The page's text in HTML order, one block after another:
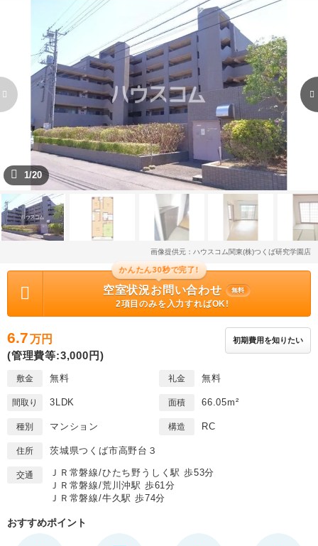
1/20
画像提供元：ハウスコム関東(株)つくば研究学園店
かんたん30秒で完了!
空室状況お問い合わせ 無料
2項目のみを入力すればOK!
6.7万円
(管理費等:3,000円)
初期費用を知りたい
敷金 無料 礼金 無料
間取り 3LDK 面積 66.05m²
種別 マンション 構造 RC
住所 茨城県つくば市高野台３
交通
ＪＲ常磐線/ひたち野うしく駅 歩53分
ＪＲ常磐線/荒川沖駅 歩61分
ＪＲ常磐線/牛久駅 歩74分
おすすめポイント